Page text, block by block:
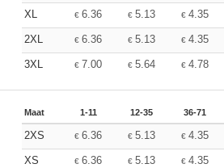
XL €6.36 €5.13 €4.35
2XL €6.36 €5.13 €4.35
3XL € 7.00 €5.64 €4.78
Maat 1-11 12-35 36-71
2XS €6.36 €5.13 €4.35
XS €6.36 €5.13 €4.35